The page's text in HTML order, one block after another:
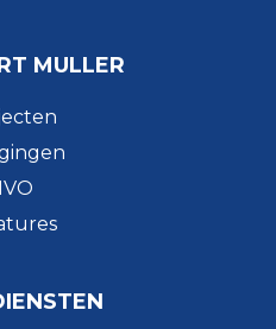
MULLER